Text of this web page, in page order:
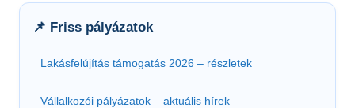
📌 Friss pályázatok
Lakásfelújítás támogatás 2026 – részletek
Vállalkozói pályázatok – aktuális hírek